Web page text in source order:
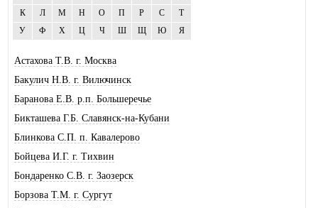
К
Л М Н О П Р С
Т
У
Ф Х Ц Ч Ш Щ Ю Я
Астахова Т.В. г. Москва
Бакулич Н.В. г. Вилючинск
Баранова Е.В. р.п. Большеречье
Бикташева Г.Б. Славянск-на-Кубани
Блинкова С.П. п. Кавалерово
Бойцева И.Г. г. Тихвин
Бондаренко С.В. г. Заозерск
Борзова Т.М. г. Сургут